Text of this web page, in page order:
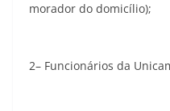
morador do domicílio);
2– Funcionários da